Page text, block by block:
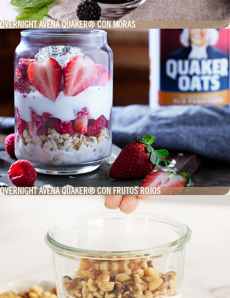
OVERNIGHT AVENA QUAKER® CON MORAS
OVERNIGHT AVENA QUAKER® CON FRUTOS ROJOS